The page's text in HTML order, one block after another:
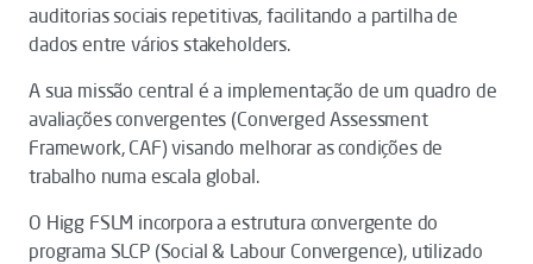
auditorias sociais repetitivas, facilitando a partilha de
dados entre vários stakeholders.
A sua missão central é a implementação de um quadro de
avaliações convergentes (Converged Assessment
Framework, CAF) visando melhorar as condições de
trabalho numa escala global.
O Higg FSLM incorpora a estrutura convergente do
programa SLCP (Social & Labour Convergence), utilizado